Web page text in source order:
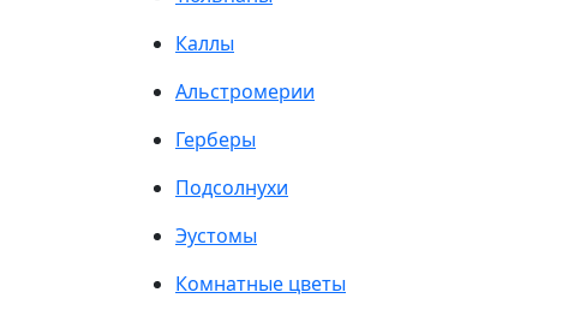
Каллы
Альстромерии
Герберы
Подсолнухи
Эустомы
Комнатные цветы